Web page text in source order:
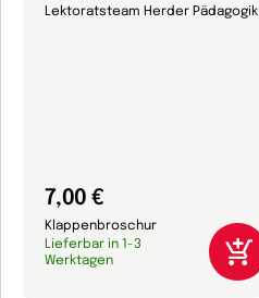
Lektoratsteam Herder Pädagogik
7,00 €
Klappenbroschur
Lieferbar in 1-3
Werktagen